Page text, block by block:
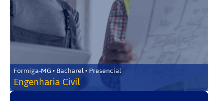
Formiga-MG • Bacharel • Presencial
Engenharia Civil